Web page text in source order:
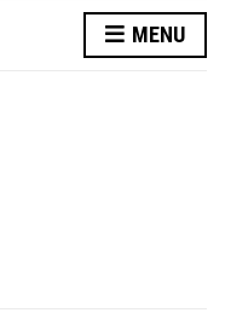
MENU